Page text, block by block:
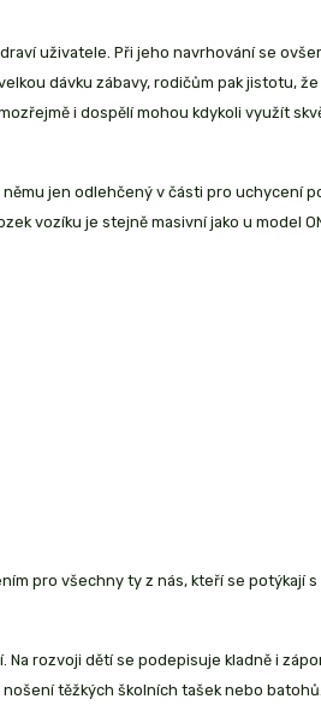
uživatele. Při jeho navrhování se
dávku zábavy, rodičům pak jistotu,
i dospělí mohou kdykoli využít
jen odlehčený v části pro uchycení
vozíku je stejně masivní jako u model
pro všechny ty z nás, kteří se potýkají
rozvoji dětí se podepisuje kladně i
těžkých školních tašek nebo